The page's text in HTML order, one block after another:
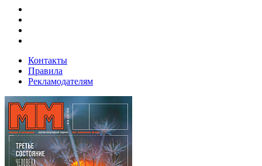
Контакты
Правила
Рекламодателям